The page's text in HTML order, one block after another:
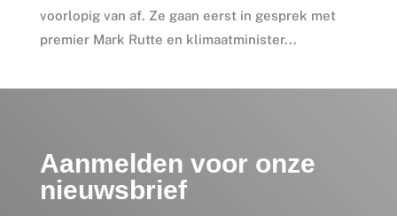
voorlopig van af. Ze gaan eerst in gesprek met
premier Mark Rutte en klimaatminister...
Aanmelden voor onze
nieuwsbrief